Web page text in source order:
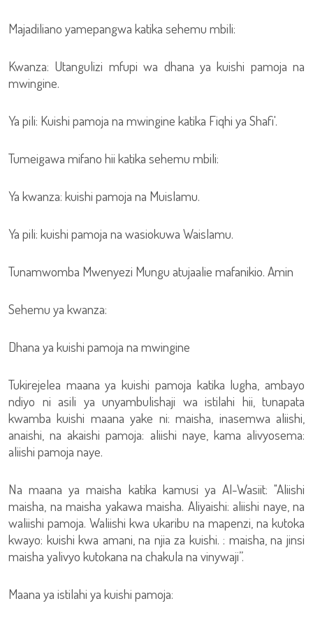
Majadiliano yamepangwa katika sehemu mbili:
Kwanza: Utangulizi mfupi wa dhana ya kuishi pamoja na
mwingine.
Ya pili: Kuishi pamoja na mwingine katika Fiqhi ya Shafi'.
Tumeigawa mifano hii katika sehemu mbili:
Ya kwanza: kuishi pamoja na Muislamu.
Ya pili: kuishi pamoja na wasiokuwa Waislamu.
Tunamwomba Mwenyezi Mungu atujaalie mafanikio. Amin
Sehemu ya kwanza:
Dhana ya kuishi pamoja na mwingine
Tukirejelea maana ya kuishi pamoja katika lugha, ambayo
ndiyo ni asili ya unyambulishaji wa istilahi hii, tunapata
kwamba kuishi maana yake ni: maisha, inasemwa aliishi,
anaishi, na akaishi pamoja: aliishi naye, kama alivyosema:
aliishi pamoja naye.
Na maana ya maisha katika kamusi ya Al-Wasiit: "Aliishi
maisha, na maisha yakawa maisha. Aliyaishi: aliishi naye, na
waliishi pamoja. Waliishi kwa ukaribu na mapenzi, na kutoka
kwayo: kuishi kwa amani, na njia za kuishi. : maisha, na jinsi
maisha yalivyo kutokana na chakula na vinywaji”.
Maana ya istilahi ya kuishi pamoja: